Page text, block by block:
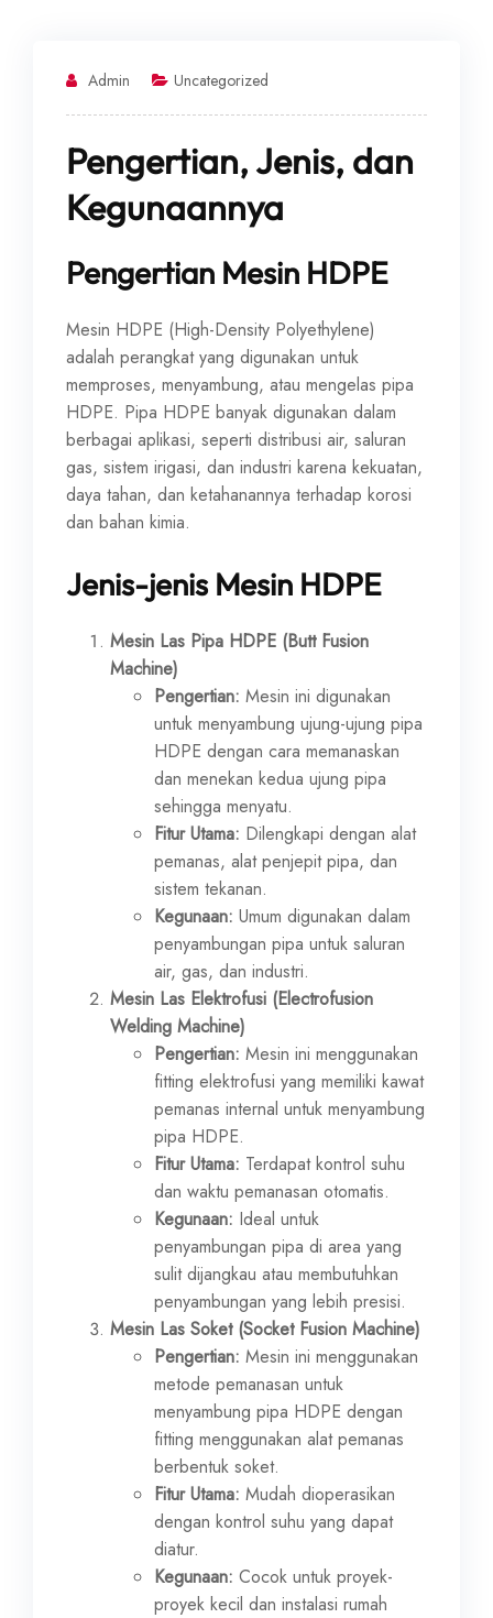
Admin Uncategorized
Pengertian, Jenis, dan
Kegunaannya
Pengertian Mesin HDPE
Mesin HDPE (High-Density Polyethylene)
adalah perangkat yang digunakan untuk
memproses, menyambung, atau mengelas pipa
HDPE. Pipa HDPE banyak digunakan dalam
berbagai aplikasi, seperti distribusi air, saluran
gas, sistem irigasi, dan industri karena kekuatan,
daya tahan, dan ketahanannya terhadap korosi
dan bahan kimia.
Jenis-jenis Mesin HDPE
Mesin Las Pipa HDPE (Butt Fusion
Machine)
Pengertian: Mesin ini digunakan
untuk menyambung ujung-ujung pipa
HDPE dengan cara memanaskan
dan menekan kedua ujung pipa
sehingga menyatu.
Fitur Utama: Dilengkapi dengan alat
pemanas, alat penjepit pipa, dan
sistem tekanan.
Kegunaan: Umum digunakan dalam
penyambungan pipa untuk saluran
air, gas, dan industri.
Mesin Las Elektrofusi (Electrofusion
Welding Machine)
Pengertian: Mesin ini menggunakan
fitting elektrofusi yang memiliki kawat
pemanas internal untuk menyambung
pipa HDPE.
Fitur Utama: Terdapat kontrol suhu
dan waktu pemanasan otomatis.
Kegunaan: Ideal untuk
penyambungan pipa di area yang
sulit dijangkau atau membutuhkan
penyambungan yang lebih presisi.
Mesin Las Soket (Socket Fusion Machine)
Pengertian: Mesin ini menggunakan
metode pemanasan untuk
menyambung pipa HDPE dengan
fitting menggunakan alat pemanas
berbentuk soket.
Fitur Utama: Mudah dioperasikan
dengan kontrol suhu yang dapat
diatur.
Kegunaan: Cocok untuk proyek-
proyek kecil dan instalasi rumah